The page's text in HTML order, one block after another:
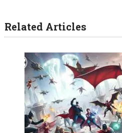
Related Articles